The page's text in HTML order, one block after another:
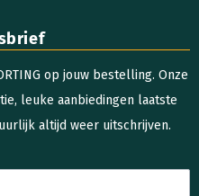
op jouw bestelling. Onze
leuke aanbiedingen laatste
altijd weer uitschrijven.